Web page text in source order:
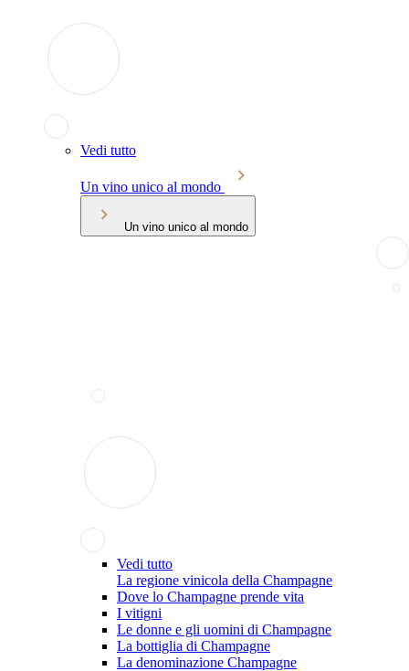
Vedi tutto
Un vino unico al mondo
Un vino unico al mondo
Vedi tutto
La regione vinicola della Champagne
Dove lo Champagne prende vita
I vitigni
Le donne e gli uomini di Champagne
La bottiglia di Champagne
La denominazione Champagne